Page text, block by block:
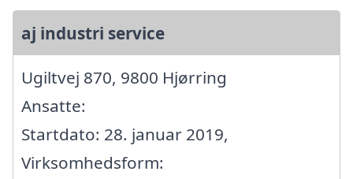
aj industri service
Ugiltvej 870, 9800 Hjørring
Ansatte:
Startdato: 28. januar 2019,
Virksomhedsform: